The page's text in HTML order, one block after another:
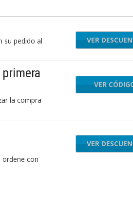
su pedido al
VER
la compra
VER
ordene con
VER